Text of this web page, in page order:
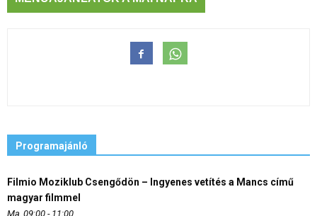
Programajánló
Filmio Moziklub Csengődön – Ingyenes vetítés a Mancs című
magyar filmmel
Ma, 09:00 - 11:00